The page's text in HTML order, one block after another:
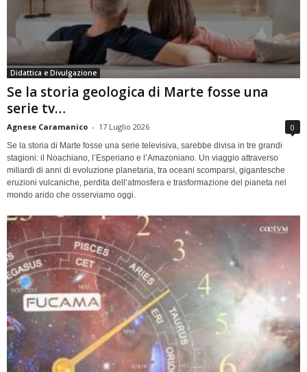
Didattica e Divulgazione
Se la storia geologica di Marte fosse una
serie tv…
Agnese Caramanico - 17 Luglio 2026 0
Se la storia di Marte fosse una serie televisiva, sarebbe divisa in tre grandi
stagioni: il Noachiano, l’Esperiano e l’Amazoniano. Un viaggio attraverso
miliardi di anni di evoluzione planetaria, tra oceani scomparsi, gigantesche
eruzioni vulcaniche, perdita dell’atmosfera e trasformazione del pianeta nel
mondo arido che osserviamo oggi.